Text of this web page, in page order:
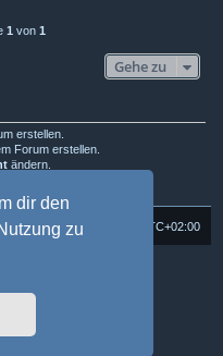
dir den
zu
1 von 1
Gehe zu
erstellen.
Forum erstellen.
ändern.
erstellen.
Alle Zeiten sind UTC+02:00
löschen
phpBB-Style-Design
©